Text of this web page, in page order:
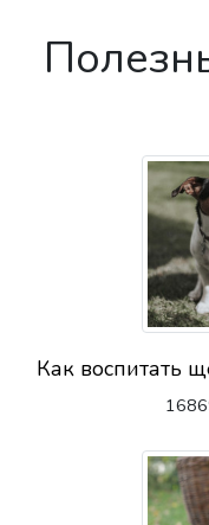
Как воспитать